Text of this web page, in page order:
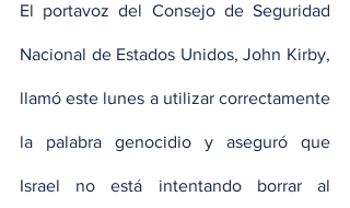
El portavoz del Consejo de Seguridad
Nacional de Estados Unidos, John Kirby,
llamó este lunes a utilizar correctamente
la palabra genocidio y aseguró que
Israel no está intentando borrar al